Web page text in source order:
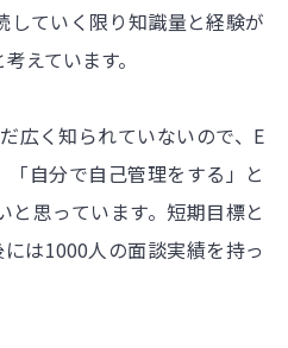
していく限り知識量と経験が
えています。
広く知られていないので、E
自分で自己管理をする」と
と思っています。短期目標と
は1000人の面談実績を持っ